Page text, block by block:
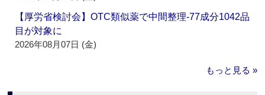
【厚労省検討会】OTC類似薬で中間整理‐77成分1042品
目が対象に
2026年08月07日 (金)
もっと見る »